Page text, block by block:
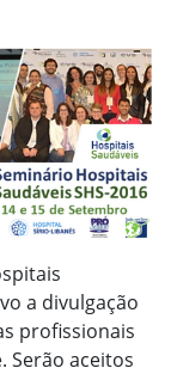
a divulgação
profissionais
Serão aceitos